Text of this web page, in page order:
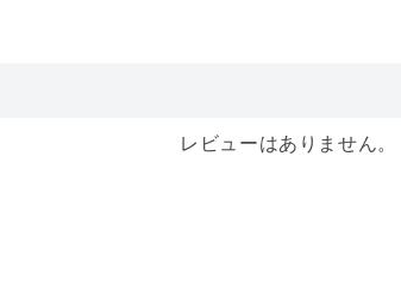
レビューはありません。